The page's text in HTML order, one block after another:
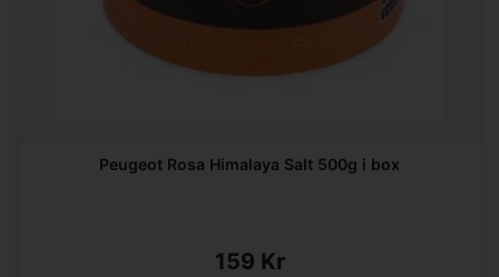
Peugeot Rosa Himalaya Salt 500g i box
159 Kr